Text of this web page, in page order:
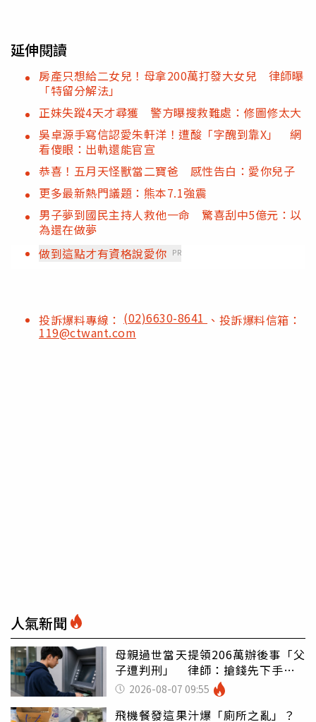
延伸閱讀
房產只想給二女兒！母拿200萬打發大女兒 律師曝
「特留分解法」
正妹失蹤4天才尋獲 警方曝搜救難處：修圖修太大
吳卓源手寫信認愛朱軒洋！遭酸「字醜到靠X」 網
看傻眼：出軌還能官宣
恭喜！五月天怪獸當二寶爸 感性告白：愛你兒子
更多最新熱門議題：熊本7.1強震
男子夢到國民主持人救他一命 驚喜刮中5億元：以
為還在做夢
做到這點才有資格說愛你 PR
投訴爆料專線： (02)6630-8641 、投訴爆料信箱：
119@ctwant.com
人氣新聞
母親過世當天提領206萬辦後事「父
子遭判刑」 律師：搶錢先下手是
罪 2026-08-07 09:55
飛機餐發這果汁爆「廁所之亂」？